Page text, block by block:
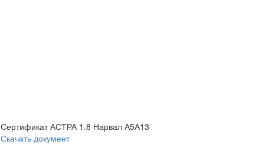
Сертификат АСТРА 1.8 Нарвал А5А13
Скачать документ